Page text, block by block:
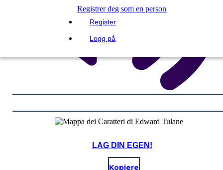
Registrer deg som en person
Register
Logg på
LAG DIN EGEN!
Kopiere